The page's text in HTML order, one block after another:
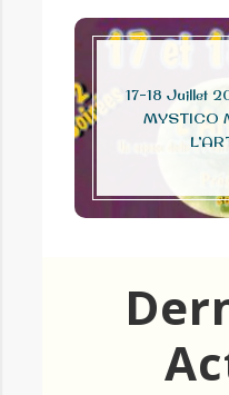
17-18 Juillet
MYSTICO